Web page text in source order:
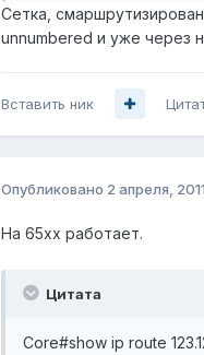
Сетка,
unnumbered и уже через
Вставить ник
Опубликовано 2 апреля, 2011
На 65xx работает.
Цитата
Core#show ip route